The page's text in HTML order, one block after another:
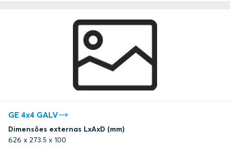
GE 4x4 GALV
Dimensões externas LxAxD (mm)
626 x 273.5 x 100